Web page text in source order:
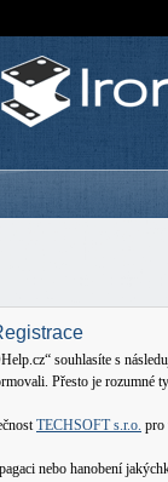
souhlasíte s
Přesto je
TECHSOFT s.r.o. pro
nebo hanobení